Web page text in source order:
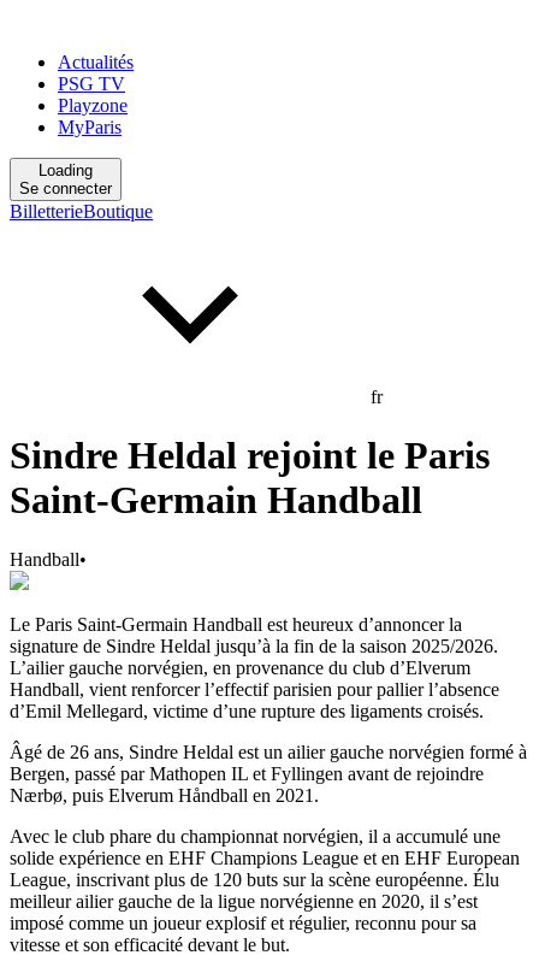
Actualités
PSG TV
Playzone
MyParis
Loading
Se connecter
BilletterieBoutique
fr
Sindre Heldal rejoint le Paris
Saint-Germain Handball
Handball•
Le Paris Saint-Germain Handball est heureux d’annoncer la
signature de Sindre Heldal jusqu’à la fin de la saison 2025/2026.
L’ailier gauche norvégien, en provenance du club d’Elverum
Handball, vient renforcer l’effectif parisien pour pallier l’absence
d’Emil Mellegard, victime d’une rupture des ligaments croisés.
Âgé de 26 ans, Sindre Heldal est un ailier gauche norvégien formé à
Bergen, passé par Mathopen IL et Fyllingen avant de rejoindre
Nærbø, puis Elverum Håndball en 2021.
Avec le club phare du championnat norvégien, il a accumulé une
solide expérience en EHF Champions League et en EHF European
League, inscrivant plus de 120 buts sur la scène européenne. Élu
meilleur ailier gauche de la ligue norvégienne en 2020, il s’est
imposé comme un joueur explosif et régulier, reconnu pour sa
vitesse et son efficacité devant le but.